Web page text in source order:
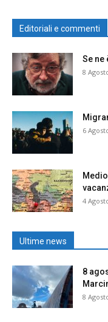
Editoriali e commenti
Se ne
8
6
4
Ultime news
8
8